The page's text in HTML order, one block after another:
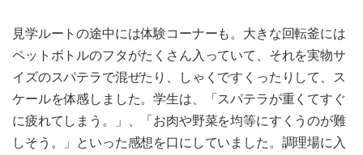
見学ルートの途中には体験コーナーも。大きな回転釜には
ペットボトルのフタがたくさん入っていて、それを実物サ
イズのスパテラで混ぜたり、しゃくですくったりして、ス
ケールを体感しました。学生は、「スパテラが重くてすぐ
に疲れてしまう。」、「お肉や野菜を均等にすくうのが難
しそう。」といった感想を口にしていました。調理場に入